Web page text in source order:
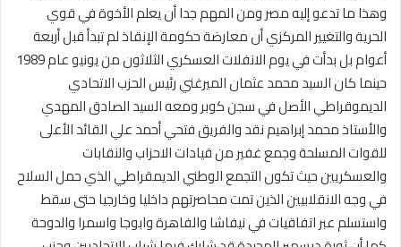
وهذا ما تدعو إليه مصر ومن المهم جدا أن يعلم الأخوة في قوي
الحرية والتغيير المركزي أن معارضة حكومة الإنقاذ لم تبدأ قبل أربعة
أعوام بل بدأت في يوم الانفلات العسكري الثلاثون من يونيو عام 1989
حينما كان السيد محمد عثمان الميرغني رئيس الحزب الاتحادي
الديموقراطي الأصل في سجن كوبر ومعه السيد الصادق المهدي
والأستاذ محمد إبراهيم نقد والفريق فتحي أحمد علي القائد الأعلى
للقوات المسلحة وجمع غفير من قيادات الاحزاب والنقابات
والعسكريين حيث تكون التجمع الوطني الديمقراطي الذي حمل السلاح
في وجه الانقلابيين الذين تمت محاصرتهم داخليا وخارجيا حتى سقط
واستسلم عبر اتفاقيات في نيفاشا والفاهرة وابوجا واسمرا والدوحة